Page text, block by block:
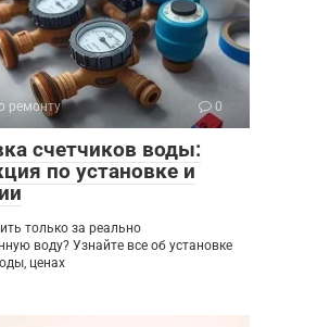
ремонту 0
счетчиков воды:
по установке и
только за реально
воду? Узнайте все об установке
ценах